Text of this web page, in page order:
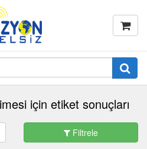
için etiket sonuçları
Filtrele